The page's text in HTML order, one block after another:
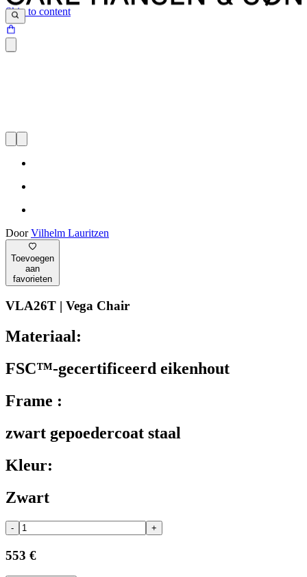
Skip to content
DoorVilhelm Lauritzen
Toevoegen
aan
favorieten
VLA26T | Vega Chair
Materiaal:
FSC™-gecertificeerd eikenhout
Frame :
zwart gepoedercoat staal
Kleur:
Zwart
- +
553 €